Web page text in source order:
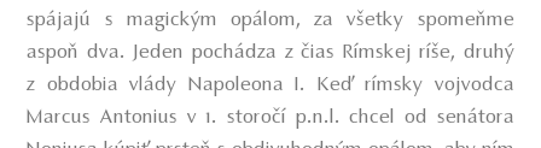
spájajú s magickým opálom, za všetky spomeňme
aspoň dva. Jeden pochádza z čias Rímskej ríše, druhý
z obdobia vlády Napoleona I. Keď rímsky vojvodca
Marcus Antonius v 1. storočí p.n.l. chcel od senátora